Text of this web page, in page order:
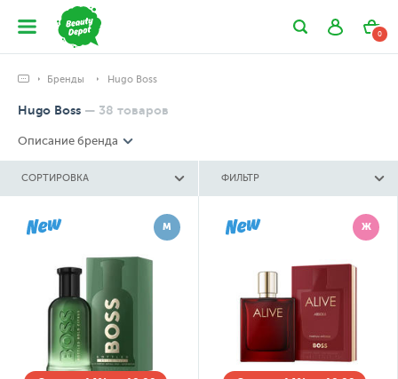
0
Бренды Hugo Boss
Hugo Boss — 38 товаров
Описание бренда
СОРТИРОВКА ФИЛЬТР
М Ж